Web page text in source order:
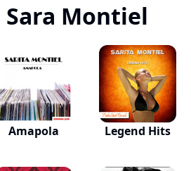
Montiel
Amapola Legend Hits